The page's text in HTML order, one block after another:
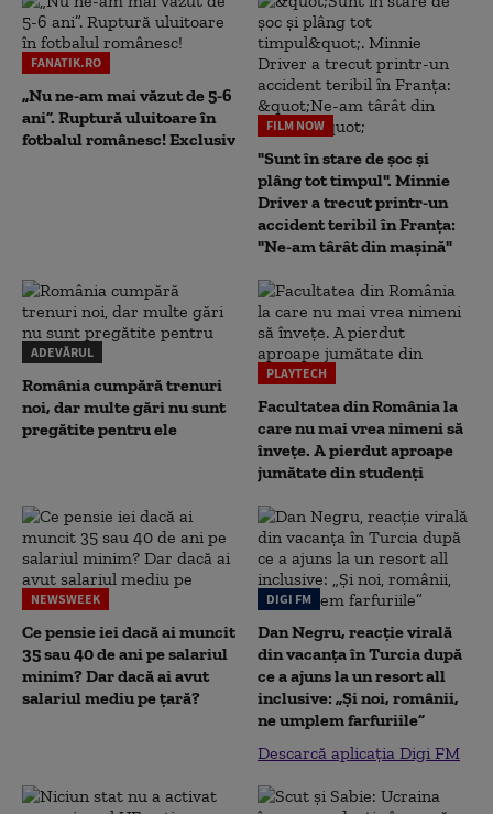
FANATIK.RO
„Nu ne-am mai văzut de 5-6
ani”. Ruptură uluitoare în
fotbalul românesc! Exclusiv
FILM NOW
"Sunt în stare de șoc și
plâng tot timpul". Minnie
Driver a trecut printr-un
accident teribil în Franța:
"Ne-am târât din mașină"
ADEVĂRUL
România cumpără trenuri
noi, dar multe gări nu sunt
pregătite pentru ele
PLAYTECH
Facultatea din România la
care nu mai vrea nimeni să
înveţe. A pierdut aproape
jumătate din studenţi
NEWSWEEK
Ce pensie iei dacă ai muncit
35 sau 40 de ani pe salariul
minim? Dar dacă ai avut
salariul mediu pe țară?
DIGI FM
Dan Negru, reacție virală
din vacanța în Turcia după
ce a ajuns la un resort all
inclusive: „Și noi, românii,
ne umplem farfuriile”
Descarcă aplicația Digi FM